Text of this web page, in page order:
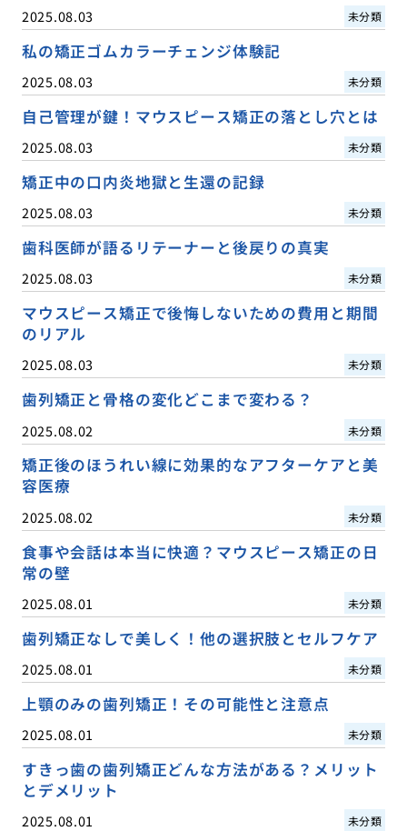
2025.08.03 未分類
私の矯正ゴムカラーチェンジ体験記
2025.08.03 未分類
自己管理が鍵！マウスピース矯正の落とし穴とは
2025.08.03 未分類
矯正中の口内炎地獄と生還の記録
2025.08.03 未分類
歯科医師が語るリテーナーと後戻りの真実
2025.08.03 未分類
マウスピース矯正で後悔しないための費用と期間
のリアル
2025.08.03 未分類
歯列矯正と骨格の変化どこまで変わる？
2025.08.02 未分類
矯正後のほうれい線に効果的なアフターケアと美
容医療
2025.08.02 未分類
食事や会話は本当に快適？マウスピース矯正の日
常の壁
2025.08.01 未分類
歯列矯正なしで美しく！他の選択肢とセルフケア
2025.08.01 未分類
上顎のみの歯列矯正！その可能性と注意点
2025.08.01 未分類
すきっ歯の歯列矯正どんな方法がある？メリット
とデメリット
2025.08.01 未分類